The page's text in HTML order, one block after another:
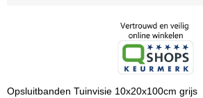
Opsluitbanden Tuinvisie 10x20x100cm grijs